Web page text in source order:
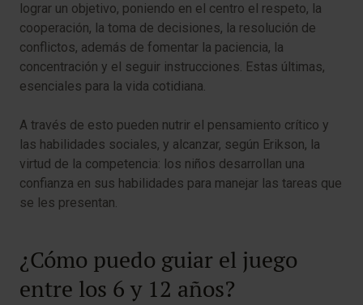
lograr un objetivo, poniendo en el centro el respeto, la
cooperación, la toma de decisiones, la resolución de
conflictos, además de fomentar la paciencia, la
concentración y el seguir instrucciones. Estas últimas,
esenciales para la vida cotidiana.
A través de esto pueden nutrir el pensamiento crítico y
las habilidades sociales, y alcanzar, según Erikson, la
virtud de la competencia: los niños desarrollan una
confianza en sus habilidades para manejar las tareas que
se les presentan.
¿Cómo puedo guiar el juego
entre los 6 y 12 años?